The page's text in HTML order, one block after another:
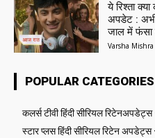
ये रिश्ता
अपडेट :
जाल में फंसा
Varsha Mishra
POPULAR CATEGORIES
कलर्स टीवी हिंदी सीरियल रिटेनअपडेट्स
स्टार प्लस हिंदी सीरियल रिटेन अपडेट्स